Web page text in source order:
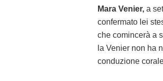
Mara Venier, a
confermato lei
che comincerà a
la Venier non ha
conduzione